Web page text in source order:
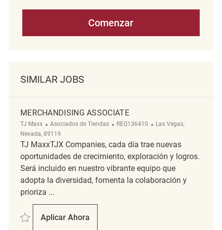
Comenzar
SIMILAR JOBS
MERCHANDISING ASSOCIATE
TJ Maxx Categoría
Asociados de Tiendas ReqId
REQ136410 Ubicación
Las Vegas,
Nevada, 89119
TJ MaxxTJX Companies, cada día trae nuevas
oportunidades de crecimiento, exploración y logros.
Será incluido en nuestro vibrante equipo que
adopta la diversidad, fomenta la colaboración y
prioriza ...
Salvar Merchandising Associate REQ136410
Aplicar Ahora
Merchandising Associate